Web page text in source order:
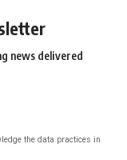
news delivered
the data practices in